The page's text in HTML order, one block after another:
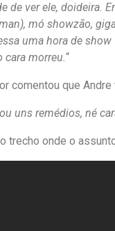
de ver ele, doideira.
mó showzão,
uma hora de
cara morreu.“
comentou que
uns remédios, né
trecho onde o